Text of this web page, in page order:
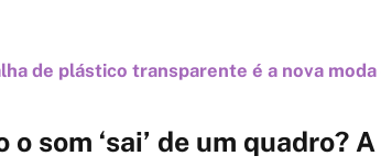
de plástico transparente é a nova
o som ‘sai’ de um quadro?